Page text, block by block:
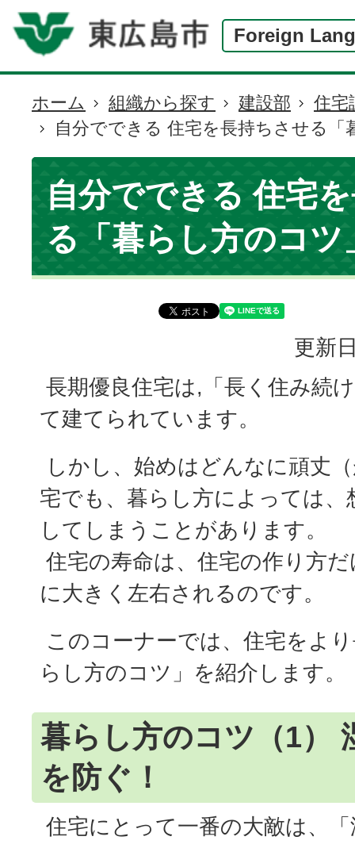
Foreign
現
在
の
置
ホーム 組織から探す 建設部
住宅
自分でできる 住宅を長持ちさせる「
自分でできる 住宅
る「暮らし方のコツ
更新
長期優良住宅は,「長く住み続
て建てられています。
しかし、始めはどんなに頑丈
宅でも、暮らし方によっては、
してしまうことがあります。
住宅の寿命は、住宅の作り方
に大きく左右されるのです。
このコーナーでは、住宅をよ
らし方のコツ」を紹介します。
暮らし方のコツ（1）
を防ぐ！
住宅にとって一番の大敵は、